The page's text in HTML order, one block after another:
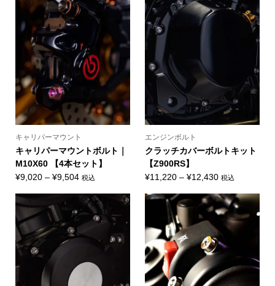
–
¥9,042
–
キャリパーマウント
キャリパーマウントボルト｜
M10X60 【4本セット】
¥9,020 – ¥9,504価
帯:
¥9,020
–
¥9,504
税込
エンジンボルト
クラッチカバーボルトキット
【Z900RS】
¥11,220 –¥12,430価
帯:
¥11,220
¥12,430
税込